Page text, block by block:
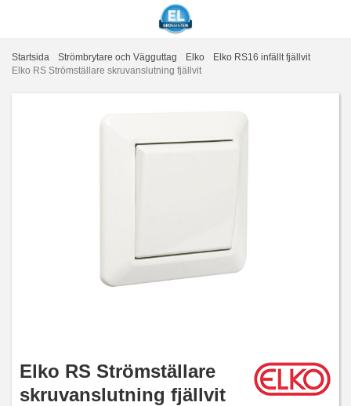
Startsida Strömbrytare och Vägguttag Elko
Elko RS16 infällt fjällvit
Elko RS Strömställare skruvanslutning fjällvit
Elko RS Strömställare
skruvanslutning fjällvit